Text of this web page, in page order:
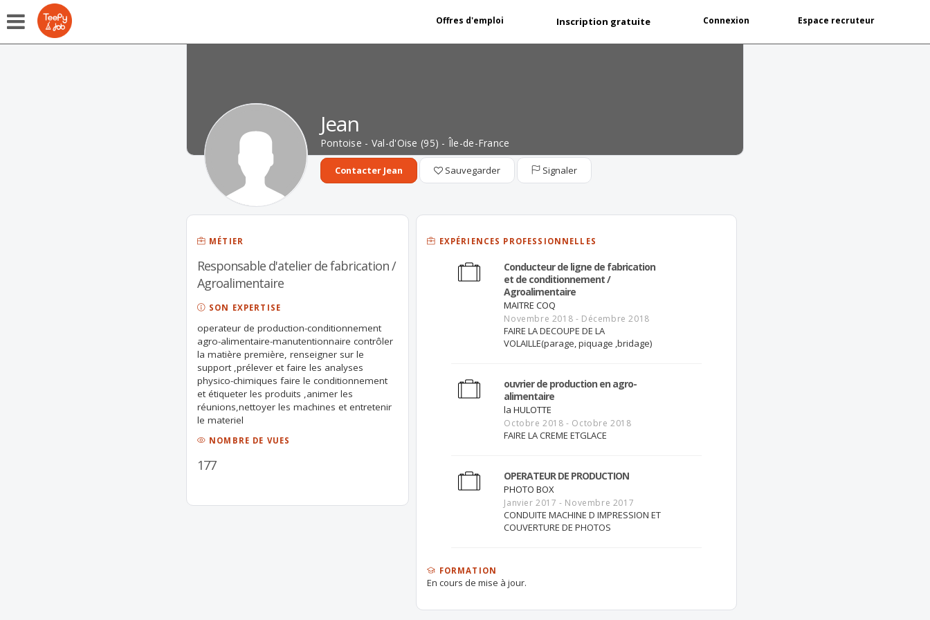
Offres d'emploi Inscription gratuite Connexion Espace recruteur
Jean
Pontoise - Val-d'Oise (95) - Île-de-France
Contacter Jean Sauvegarder Signaler
MÉTIER
Responsable d'atelier de fabrication /
Agroalimentaire
SON EXPERTISE
operateur de production-conditionnement
agro-alimentaire-manutentionnaire contrôler
la matière première, renseigner sur le
support ,prélever et faire les analyses
physico-chimiques faire le conditionnement
et étiqueter les produits ,animer les
réunions,nettoyer les machines et entretenir
le materiel
NOMBRE DE VUES
177
EXPÉRIENCES PROFESSIONNELLES
Conducteur de ligne de fabrication
et de conditionnement /
Agroalimentaire
MAITRE COQ
Novembre 2018 - Décembre 2018
FAIRE LA DECOUPE DE LA
VOLAILLE(parage, piquage ,bridage)
ouvrier de production en agro-
alimentaire
la HULOTTE
Octobre 2018 - Octobre 2018
FAIRE LA CREME ETGLACE
OPERATEUR DE PRODUCTION
PHOTO BOX
Janvier 2017 - Novembre 2017
CONDUITE MACHINE D IMPRESSION ET
COUVERTURE DE PHOTOS
FORMATION
En cours de mise à jour.